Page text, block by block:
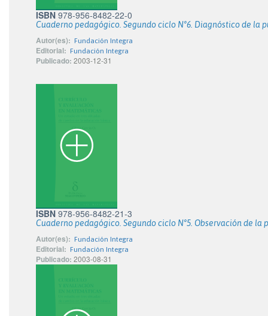
ISBN 978-956-8482-22-0
Cuaderno pedagógico. Segundo ciclo N°6. Diagnóstico de la
Autor(es): Fundación Integra
Editorial: Fundación Integra
Publicado: 2003-12-31
ISBN 978-956-8482-21-3
Cuaderno pedagógico. Segundo ciclo N°5. Observación de
Autor(es): Fundación Integra
Editorial: Fundación Integra
Publicado: 2003-08-31